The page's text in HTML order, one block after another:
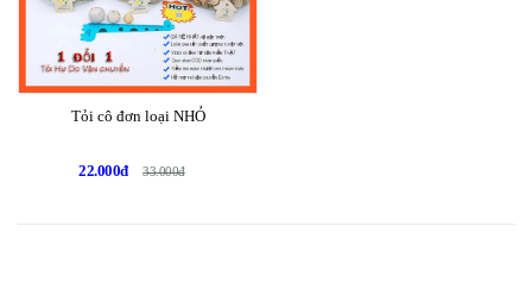
Tỏi cô đơn loại NHỎ
22.000đ 33.000đ